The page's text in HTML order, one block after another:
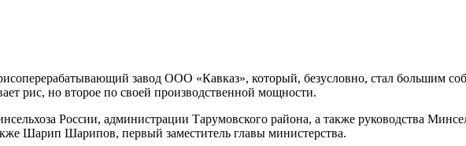
завод ООО «Кавказ», который, безусловно, стал большим
рис, но второе по своей производственной мощности.
России, администрации Тарумовского района, а также руководства
Шарип Шарипов, первый заместитель главы министерства.